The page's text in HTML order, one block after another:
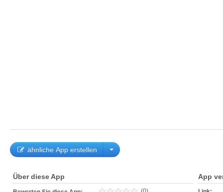
ähnliche App erstellen
Über diese App App